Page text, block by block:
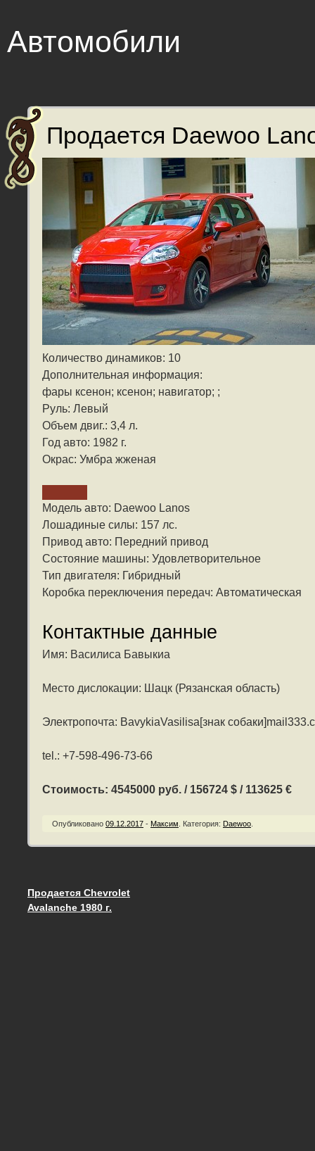
Автомобили
Продается Daewoo
Количество динамиков: 10
Дополнительная информация:
фары ксенон; ксенон; навигатор; ;
Руль: Левый
Объем двиг.: 3,4 л.
Год авто: 1982 г.
Окрас: Умбра жженая
Модель авто: Daewoo Lanos
Лошадиные силы: 157 лс.
Привод авто: Передний привод
Состояние машины: Удовлетворительное
Тип двигателя: Гибридный
Коробка переключения передач: Автоматическая
Контактные данные
Имя: Василиса Бавыкиа
Место дислокации: Шацк (Рязанская область)
Электропочта: BavykiaVasilisa[знак
tel.: +7-598-496-73-66
Стоимость: 4545000 руб. / 156724 $ / 113625 €
Опубликовано 09.12.2017 - Максим Категория: Daewoo
Запись навигация
Продается Chevrolet
Avalanche 1980 г.